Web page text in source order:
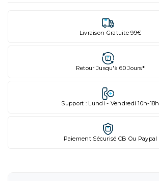
Livraison Gratuite 99€
Retour Jusqu'à 60 Jours*
Support : Lundi - Vendredi 10h-18h
Paiement Sécurisé CB Ou Paypal